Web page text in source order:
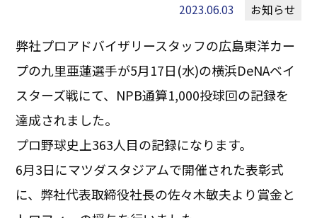
2023.06.03 お知らせ
弊社プロアドバイザリースタッフの広島東洋カー
プの九里亜蓮選手が5月17日(水)の横浜DeNAベイ
スターズ戦にて、NPB通算1,000投球回の記録を
達成されました。
プロ野球史上363人目の記録になります。
6月3日にマツダスタジアムで開催された表彰式
に、弊社代表取締役社長の佐々木敏夫より賞金と